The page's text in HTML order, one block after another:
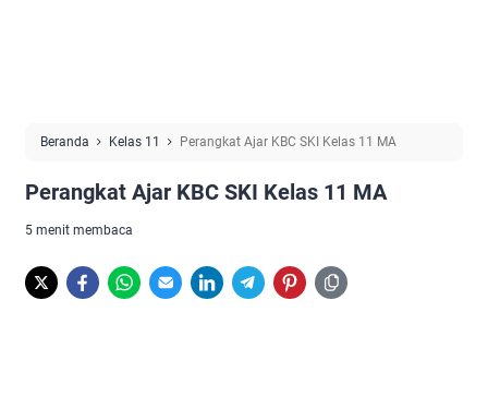
Beranda Kelas 11 Perangkat Ajar KBC SKI Kelas 11 MA
Perangkat Ajar KBC SKI Kelas 11 MA
5 menit membaca